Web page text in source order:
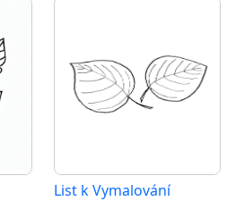
List k Vymalování